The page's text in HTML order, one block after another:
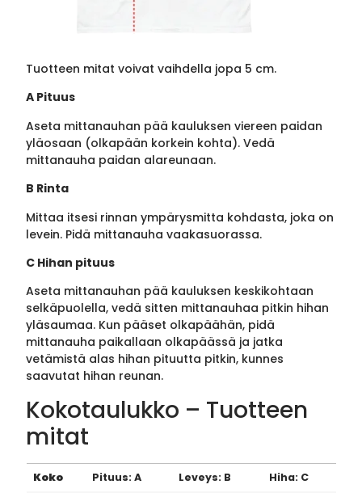
Tuotteen mitat voivat vaihdella jopa 5 cm.
A Pituus
Aseta mittanauhan pää kauluksen viereen paidan
yläosaan (olkapään korkein kohta). Vedä
mittanauha paidan alareunaan.
B Rinta
Mittaa itsesi rinnan ympärysmitta kohdasta, joka on
levein. Pidä mittanauha vaakasuorassa.
C Hihan pituus
Aseta mittanauhan pää kauluksen keskikohtaan
selkäpuolella, vedä sitten mittanauhaa pitkin hihan
yläsaumaa. Kun pääset olkapäähän, pidä
mittanauha paikallaan olkapäässä ja jatka
vetämistä alas hihan pituutta pitkin, kunnes
saavutat hihan reunan.
Kokotaulukko – Tuotteen
mitat
Koko Pituus: A Leveys: B Hiha: C